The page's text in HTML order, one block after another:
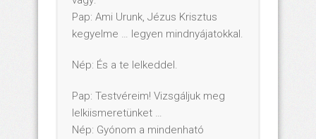
Pap: Ami Urunk, Jézus Krisztus
kegyelme … legyen mindnyájatokkal.
Nép: És a te lelkeddel.
Pap: Testvéreim! Vizsgáljuk meg
lelkiismeretünket …
Nép: Gyónom a mindenható